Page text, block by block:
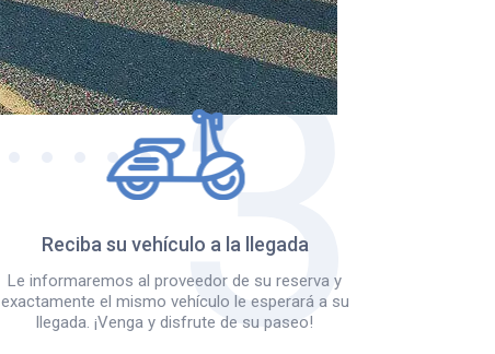
Reciba su vehículo a la llegada
Le informaremos al proveedor de su reserva y
exactamente el mismo vehículo le esperará a su
llegada. ¡Venga y disfrute de su paseo!